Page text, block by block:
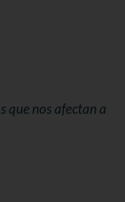
que nos afectan a